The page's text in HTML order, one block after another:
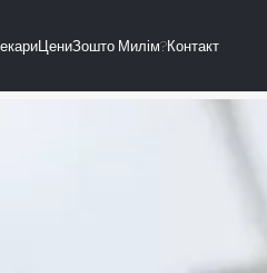
ЦениЗошто Милім?Контакт